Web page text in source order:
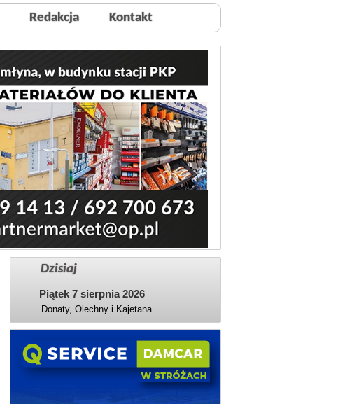
Redakcja Kontakt
Dzisiaj
Piątek 7 sierpnia 2026
Donaty, Olechny i Kajetana